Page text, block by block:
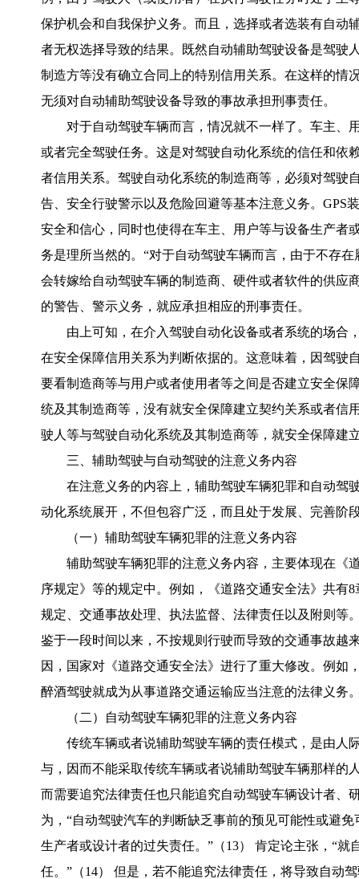
保护机会和自我保护义务。而且，选择或者选装有自动
者无权选择导致的结果。既然自动辅助驾驶设备是驾驶
制造方等没有确立合同上的特别信用关系。在这样的情
无须对自动辅助驾驶设备导致的事故承担刑事责任。
对于自动驾驶车辆而言，情况就不一样了。车主、
或者完全驾驶任务。这是对驾驶自动化系统的信任和依
者信用关系。驾驶自动化系统的制造商等，必须对驾驶
告、安全行驶警示以及危险回避等基本注意义务。GPS
安全和信心，同时也使得在车主、用户等与设备生产者
务是理所当然的。“对于自动驾驶车辆而言，由于不存
会转嫁给自动驾驶车辆的制造商、硬件或者软件的供应
的警告、警示义务，就应承担相应的刑事责任。
由上可知，在介入驾驶自动化设备或者系统的场合
在安全保障信用关系为判断依据的。这意味着，因驾驶
要看制造商等与用户或者使用者等之间是否建立安全保
统及其制造商等，没有就安全保障建立契约关系或者信
驶人等与驾驶自动化系统及其制造商等，就安全保障建
三、辅助驾驶与自动驾驶的注意义务内容
在注意义务的内容上，辅助驾驶车辆犯罪和自动驾
动化系统展开，不但包容广泛，而且处于发展、完善阶
（一）辅助驾驶车辆犯罪的注意义务内容
辅助驾驶车辆犯罪的注意义务内容，主要体现在《
序规定》等的规定中。例如，《道路交通安全法》共有
规定、交通事故处理、执法监督、法律责任以及附则等
鉴于一段时间以来，不按规则行驶而导致的交通事故越
因，国家对《道路交通安全法》进行了重大修改。例如
醉酒驾驶就成为从事道路交通运输应当注意的法律义务
（二）自动驾驶车辆犯罪的注意义务内容
传统车辆或者说辅助驾驶车辆的责任模式，是由人
与，因而不能采取传统车辆或者说辅助驾驶车辆那样的
而需要追究法律责任也只能追究自动驾驶车辆设计者、
为，“自动驾驶汽车的判断缺乏事前的预见可能性或避
生产者或设计者的过失责任。”（13） 肯定论主张，“
任。”（14） 但是，若不能追究法律责任，将导致自动